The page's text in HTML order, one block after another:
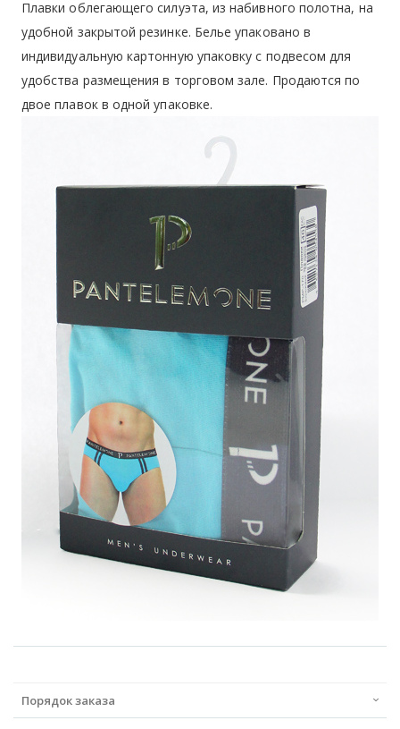
Плавки облегающего силуэта, из набивного полотна, на
удобной закрытой резинке. Белье упаковано в
индивидуальную картонную упаковку с подвесом для
удобства размещения в торговом зале. Продаются по
двое плавок в одной упаковке.
Порядок заказа